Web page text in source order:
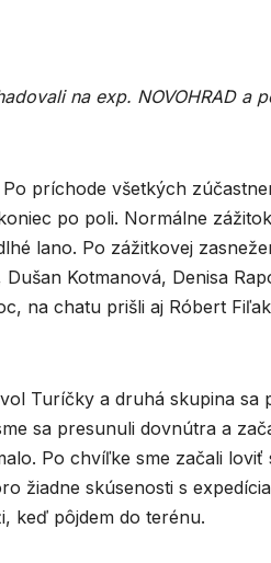
na exp. NOVOHRAD a
príchode všetkých
po poli. Normálne
lano. Po zážitkovej
Kotmanová, Denisa
na chatu prišli aj Róbert
Turíčky a druhá skupina sa
sa presunuli dovnútra a
Po chvíľke sme začali loviť
žiadne skúsenosti s
keď pôjdem do terénu.